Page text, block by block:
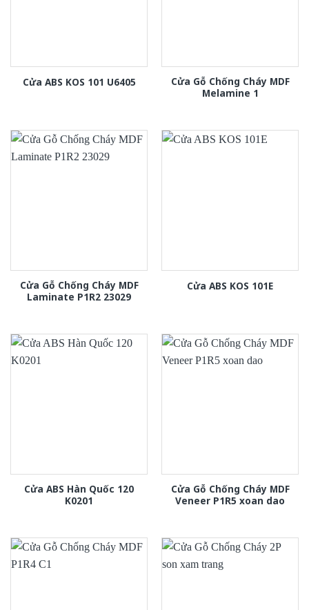
Cửa ABS KOS 101 U6405
Cửa Gỗ Chống Cháy MDF
Melamine 1
Cửa Gỗ Chống Cháy MDF
Laminate P1R2 23029
Cửa ABS KOS 101E
Cửa ABS Hàn Quốc 120
K0201
Cửa Gỗ Chống Cháy MDF
Veneer P1R5 xoan dao